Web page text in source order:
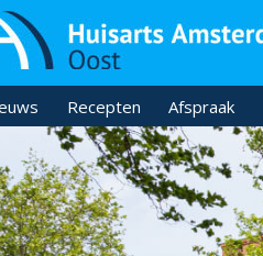
Recepten Afspraak